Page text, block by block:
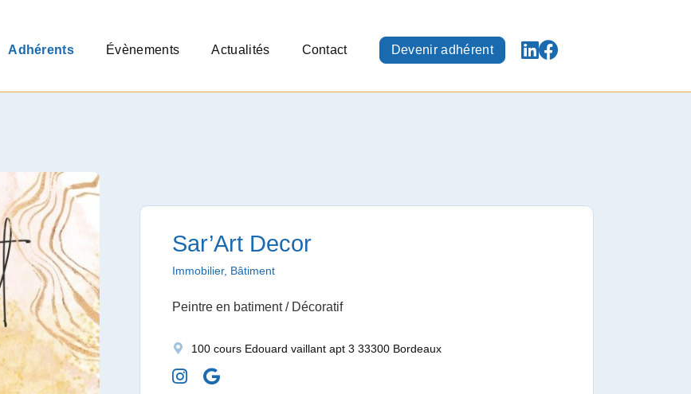
Adhérents Évènements Actualités Contact Devenir adhérent
Sar’Art Decor
Immobilier, Bâtiment
Peintre en batiment / Décoratif
100 cours Edouard vaillant apt 3 33300 Bordeaux